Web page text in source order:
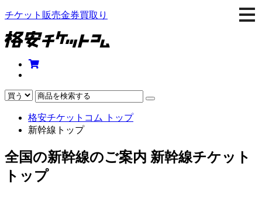
チケット販売金券買取り
格安チケットコム トップ
新幹線トップ
全国の新幹線のご案内 新幹線チケット
トップ